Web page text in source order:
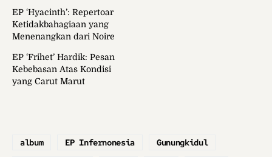
EP ‘Hyacinth’: Repertoar
Ketidakbahagiaan yang
Menenangkan dari Noire
EP ‘Frihet’ Hardik: Pesan
Kebebasan Atas Kondisi
yang Carut Marut
album EP Infernonesia
Gunungkidul